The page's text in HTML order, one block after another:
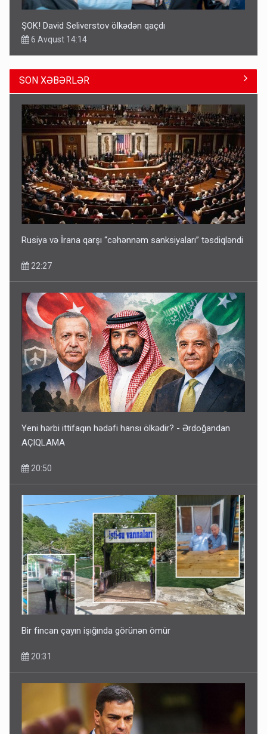
ŞOK! David Seliverstov ölkədən qaçdı
6 Avqust 14:14
Geri çağırılan səfir Abel Məhərrəmovun oğludur - DOSYE
14:07
Media və Yayım Şurasına əlavə hüquq və vəzifələr verilib
13:24
Kartdan karta istədiyiniz qədər köçürmə edə bilərsiniz -
VİDEO
11:06
SON XƏBƏRLƏR
Rusiya və İrana qarşı “cəhənnəm sanksiyaları” təsdiqləndi
22:27
Yeni hərbi ittifaqın hədəfi hansı ölkədir? - Ərdoğandan
AÇIQLAMA
20:50
Bir fincan çayın işığında görünən ömür
20:31